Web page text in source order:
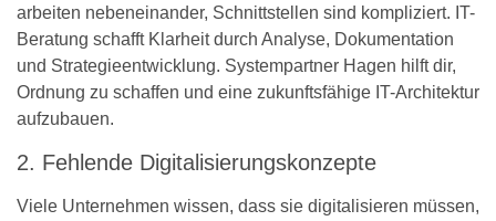
arbeiten nebeneinander, Schnittstellen sind kompliziert. IT-
Beratung schafft Klarheit durch Analyse, Dokumentation
und Strategieentwicklung. Systempartner Hagen hilft dir,
Ordnung zu schaffen und eine zukunftsfähige IT-Architektur
aufzubauen.
2. Fehlende Digitalisierungskonzepte
Viele Unternehmen wissen, dass sie digitalisieren müssen,